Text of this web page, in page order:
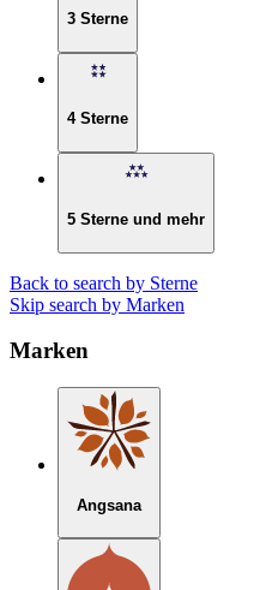
3 Sterne
4 Sterne
5 Sterne und mehr
Back to search by Sterne
Skip search by Marken
Marken
Angsana